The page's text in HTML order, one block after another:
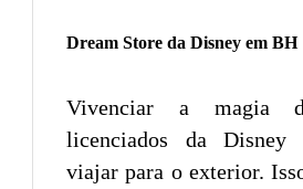
Dream Store da Disney em BH
Vivenciar a magia
licenciados da Disney
viajar para o exterior.